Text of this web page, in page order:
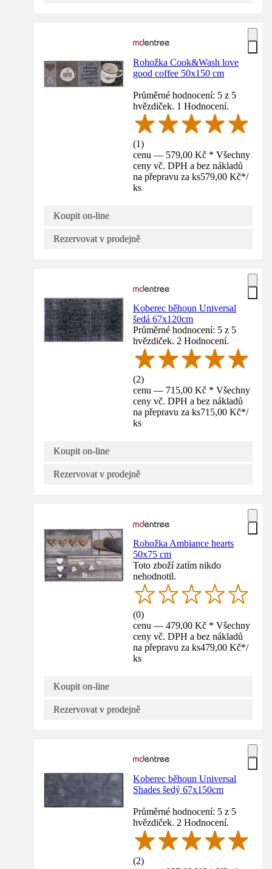
Rohožka Cook&Wash love
good coffee 50x150 cm
Průměrné hodnocení: 5 z 5
hvězdiček. 1 Hodnocení.
(1)
cenu — 579,00 Kč * Všechny
ceny vč. DPH a bez nákladů
na přepravu za ks579,00 Kč*/
ks
Koupit on-line
Rezervovat v prodejně
Koberec běhoun Universal
šedá 67x120cm
Průměrné hodnocení: 5 z 5
hvězdiček. 2 Hodnocení.
(2)
cenu — 715,00 Kč * Všechny
ceny vč. DPH a bez nákladů
na přepravu za ks715,00 Kč*/
ks
Koupit on-line
Rezervovat v prodejně
Rohožka Ambiance hearts
50x75 cm
Toto zboží zatím nikdo
nehodnotil.
(0)
cenu — 479,00 Kč * Všechny
ceny vč. DPH a bez nákladů
na přepravu za ks479,00 Kč*/
ks
Koupit on-line
Rezervovat v prodejně
Koberec běhoun Universal
Shades šedý 67x150cm
Průměrné hodnocení: 5 z 5
hvězdiček. 2 Hodnocení.
(2)